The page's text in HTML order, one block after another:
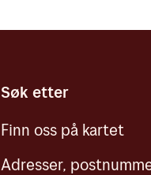
Søk etter
Finn oss på kartet
Adresser,